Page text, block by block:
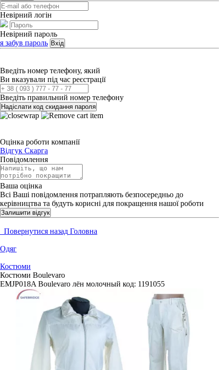
Невірний логін
Невірний пароль
я забув пароль Вхід
Введіть номер телефону, який
Ви вказували під час реєстрації
Введіть правильний номер телефону
Надіслати код скидання пароля
Оцінка роботи компанії
Відгук Скарга
Повідомлення
Ваша оцінка
Всі Ваші повідомлення потрапляють безпосередньо до
керівництва та будуть корисні для покращення нашої роботи
Залишити відгук
Повернутися назад Головна
Одяг
Костюми
Костюми Boulevaro
EMJP018A Boulevaro лён молочный код: 1191055